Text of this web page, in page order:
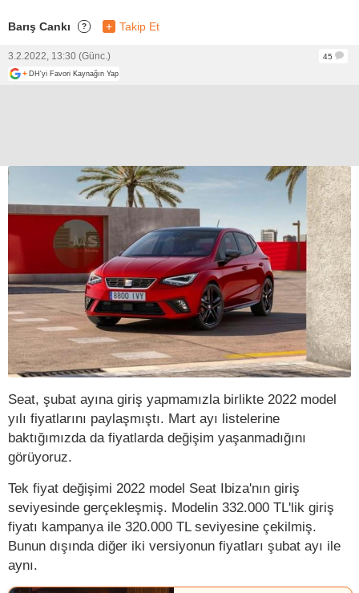
Barış Cankı ? + Takip Et
3.2.2022, 13:30 (Günc.)
45
+ DH'yi Favori Kaynağın Yap
Seat, şubat ayına giriş yapmamızla birlikte 2022 model
yılı fiyatlarını paylaşmıştı. Mart ayı listelerine
baktığımızda da fiyatlarda değişim yaşanmadığını
görüyoruz.
Tek fiyat değişimi 2022 model Seat Ibiza'nın giriş
seviyesinde gerçekleşmiş. Modelin 332.000 TL'lik giriş
fiyatı kampanya ile 320.000 TL seviyesine çekilmiş.
Bunun dışında diğer iki versiyonun fiyatları şubat ayı ile
aynı.